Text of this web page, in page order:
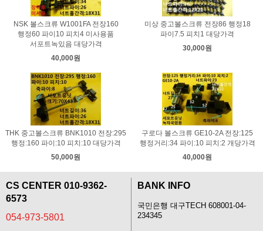
NSK 볼스크류 W1001FA 전장160
행정60 파이10 피치4 미사용품
서포트녹있음 대당가격
40,000원
미상 중고볼스크류 전장86 행정18
파이7.5 피치1 대당가격
30,000원
THK 중고볼스크류 BNK1010 전장:295
행정:160 파이:10 피치:10 대당가격
50,000원
구로다 볼스크류 GE10-2A 전장:125
행정거리:34 파이:10 피치:2 개당가격
40,000원
CS CENTER 010-9362-
6573
054-973-5801
BANK INFO
국민은행 대구TECH 608001-04-
234345